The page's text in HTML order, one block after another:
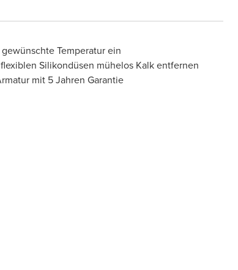
Temperatur ein
Silikondüsen mühelos Kalk entfernen
mit 5 Jahren Garantie